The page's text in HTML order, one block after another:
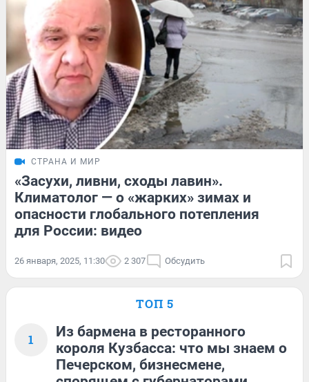
СТРАНА И МИР
«Засухи, ливни, сходы лавин».
Климатолог — о «жарких» зимах и
опасности глобального потепления
для России: видео
26 января, 2025, 11:30 2 307 Обсудить
ТОП 5
1
Из бармена в ресторанного
короля Кузбасса: что мы знаем о
Печерском, бизнесмене,